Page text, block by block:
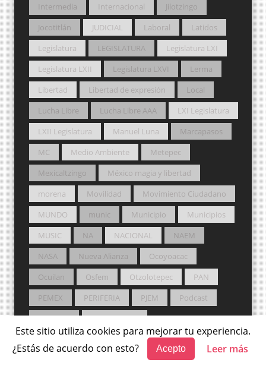
Este sitio utiliza cookies para mejorar tu experiencia.
¿Estás de acuerdo con esto?
Acepto Leer más
Intermedia
Internacional
Jilotzingo
Jocotitlán
JUDICIAL Laboral
Latidos
Legislatura
LEGISLATURA
Legislatura LXI
Legislatura LXII
Legislatura LXVI
Lerma
Libertad
Libertad de expresión
Local
Lucha Libre
Lucha Libre AAA
LXI Legislatura
LXII Legislatura
Manuel Luna
Marcapasos
MC
Medio Ambiente
Metepec
Mexicaltzingo
México magia y libertad
morena
Movilidad
Movimiento Ciudadano
MUNDO
munic Municipio
Municipios
MUSIC
NA NACIONAL
NAEM
NASA
Nueva Alianza
Ocoyoacac
Ocuilan
Osfem Otzolotepec
PAN
PEMEX
PERIFERIA PJEM
Podcast
podcasts
Poder Judicial
Poder Judicial del Estado de México
Pol
PRD